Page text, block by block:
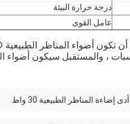
درجة حرارة البيئة
عامل القوى
، والمستقبل سيكون أضواء
أدى إضاءة المناظر الطبيعية 30 واط